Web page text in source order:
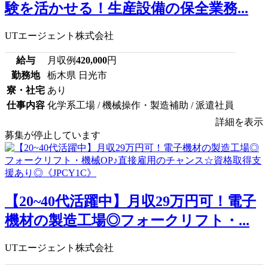
験を活かせる！生産設備の保全業務...
UTエージェント株式会社
給与 月収例420,000円
勤務地
栃木県 日光市
寮・社宅 あり
仕事内容 化学系工場 / 機械操作・製造補助 / 派遣社員
詳細を表示
募集が停止しています
【20~40代活躍中】月収29万円可！電子
機材の製造工場◎フォークリフト・...
UTエージェント株式会社